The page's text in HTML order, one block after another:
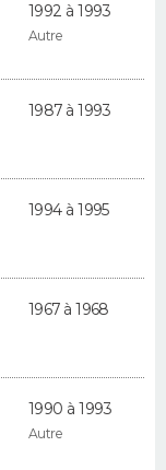
1992 à 1993
Autre
1987 à 1993
1994 à 1995
1967 à 1968
1990 à 1993
Autre